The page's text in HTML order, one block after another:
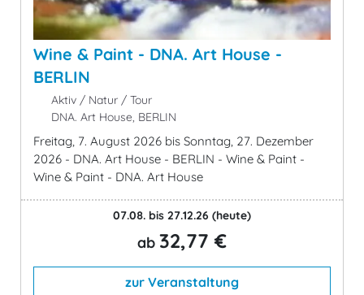
Wine & Paint - DNA. Art House -
BERLIN
Aktiv / Natur / Tour
DNA. Art House, BERLIN
Freitag, 7. August 2026 bis Sonntag, 27. Dezember
2026 - DNA. Art House - BERLIN - Wine & Paint -
Wine & Paint - DNA. Art House
07.08. bis 27.12.26 (heute)
ab 32,77 €
zur Veranstaltung